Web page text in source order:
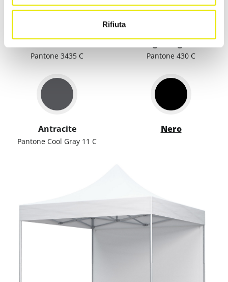
Rifiuta
Verde Smeraldo
Pantone 3435 C
Grigio Argento
Pantone 430 C
Antracite
Pantone Cool Gray 11 C
Nero